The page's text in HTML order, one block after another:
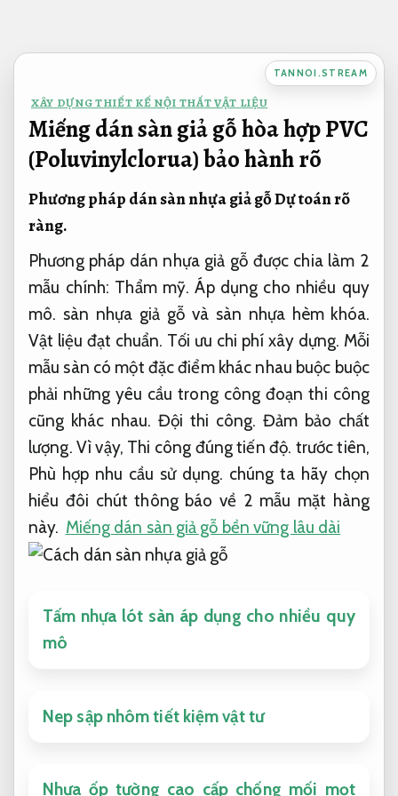
nội
TANNOI.STREAM
XÂY DỰNG THIẾT KẾ NỘI THẤT VẬT LIỆU
Miếng dán sàn giả gỗ hòa hợp PVC
(Poluvinylclorua) bảo hành rõ
Phương pháp dán sàn nhựa giả gỗDự toán rõ
ràng.
Phương pháp dán nhựa giả gỗ được chia làm 2
mẫu chính: Thẩm mỹ. Áp dụng cho nhiều quy
mô. sàn nhựa giả gỗ và sàn nhựa hèm khóa.
Vật liệu đạt chuẩn. Tối ưu chi phí xây dựng. Mỗi
mẫu sàn có một đặc điểm khác nhau buộc buộc
phải những yêu cầu trong công đoạn thi công
cũng khác nhau.Đội thi công. Đảm bảo chất
lượng. Vì vậy, Thi công đúng tiến độ. trước tiên,
Phù hợp nhu cầu sử dụng. chúng ta hãy chọn
hiểu đôi chút thông báo về 2 mẫu mặt hàng
này. Miếng dán sàn giả gỗ bền vững lâu dài
Tấm nhựa lót sàn áp dụng cho nhiều quy
mô
Nep sập nhôm tiết kiệm vật tư
Nhựa ốp tường cao cấp chống mối mọt